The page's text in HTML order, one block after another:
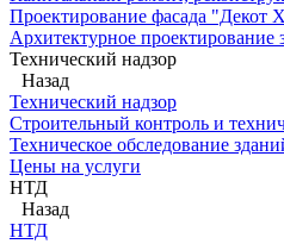
Проектирование фасада "Декот
Архитектурное
Технический надзор
Назад
Технический надзор
Строительный контроль и
Техническое обследование
Цены на услуги
НТД
Назад
НТД